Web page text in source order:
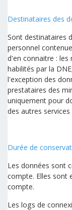
Destinataires des
Sont destinataires
personnel
d'en connaitre :
habilités par la
l'exception des
prestataires des
uniquement pour
des autres
Durée de
Les données sont
compte. Elles sont
compte.
Les logs de